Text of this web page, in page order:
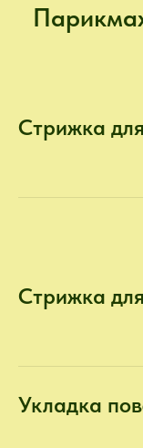
Стрижка
Стрижка
Укладка